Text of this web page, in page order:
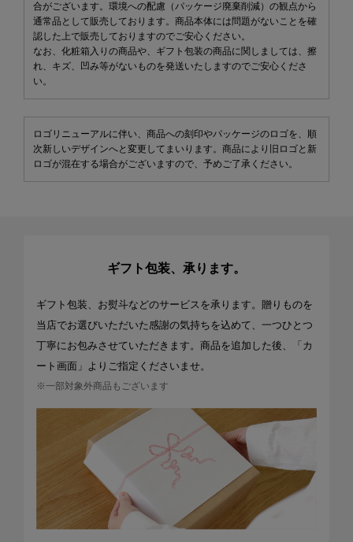
合がございます。環境への配慮（パッケージ廃棄削減）の観点から
通常品として販売しております。商品本体には問題がないことを確
認した上で販売しておりますのでご安心ください。
なお、化粧箱入りの商品や、ギフト包装の商品に関しましては、擦
れ、キズ、凹み等がないものを発送いたしますのでご安心くださ
い。
ロゴリニューアルに伴い、商品への刻印やパッケージのロゴを、順
次新しいデザインへと変更してまいります。商品により旧ロゴと新
ロゴが混在する場合がございますので、予めご了承ください。
ギフト包装、承ります。
ギフト包装、お熨斗などのサービスを承ります。贈りものを
当店でお選びいただいた感謝の気持ちを込めて、一つひとつ
丁寧にお包みさせていただきます。商品を追加した後、「カ
ート画面」よりご指定くださいませ。
※一部対象外商品もございます